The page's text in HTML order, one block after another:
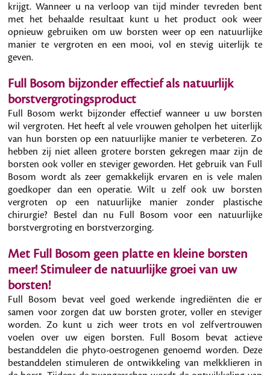
krijgt. Wanneer u na verloop van tijd minder tevreden bent
met het behaalde resultaat kunt u het product ook weer
opnieuw gebruiken om uw borsten weer op een natuurlijke
manier te vergroten en een mooi, vol en stevig uiterlijk te
geven.
Full Bosom bijzonder effectief als natuurlijk
borstvergrotingsproduct
Full Bosom werkt bijzonder effectief wanneer u uw borsten
wil vergroten. Het heeft al vele vrouwen geholpen het uiterlijk
van hun borsten op een natuurlijke manier te verbeteren. Zo
hebben zij niet alleen grotere borsten gekregen maar zijn de
borsten ook voller en steviger geworden. Het gebruik van Full
Bosom wordt als zeer gemakkelijk ervaren en is vele malen
goedkoper dan een operatie. Wilt u zelf ook uw borsten
vergroten op een natuurlijke manier zonder plastische
chirurgie? Bestel dan nu Full Bosom voor een natuurlijke
borstvergroting en borstverzorging.
Met Full Bosom geen platte en kleine borsten
meer! Stimuleer de natuurlijke groei van uw
borsten!
Full Bosom bevat veel goed werkende ingrediënten die er
samen voor zorgen dat uw borsten groter, voller en steviger
worden. Zo kunt u zich weer trots en vol zelfvertrouwen
voelen over uw eigen borsten. Full Bosom bevat actieve
bestanddelen die phyto-oestrogenen genoemd worden. Deze
bestanddelen stimuleren de ontwikkeling van melkklieren in